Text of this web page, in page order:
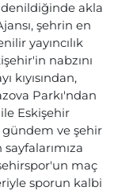
denildiğinde akla
şehrin en
yayıncılık
nabzını
kıyısından,
Parkı'ndan
Eskişehir
gündem ve şehir
maç
sporun kalbi